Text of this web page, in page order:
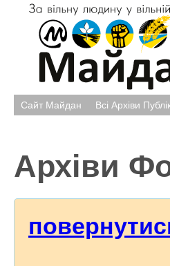
Сайт Майдан Всі Архіви
Архіви